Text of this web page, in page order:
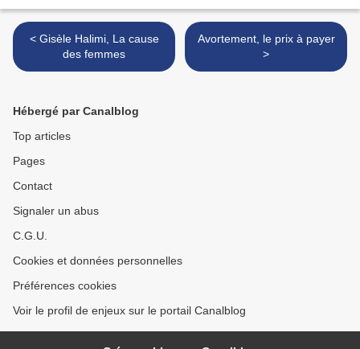
< Gisèle Halimi, La cause
des femmes
Avortement, le prix à payer
>
Hébergé par Canalblog
Top articles
Pages
Contact
Signaler un abus
C.G.U.
Cookies et données personnelles
Préférences cookies
Voir le profil de enjeux sur le portail Canalblog